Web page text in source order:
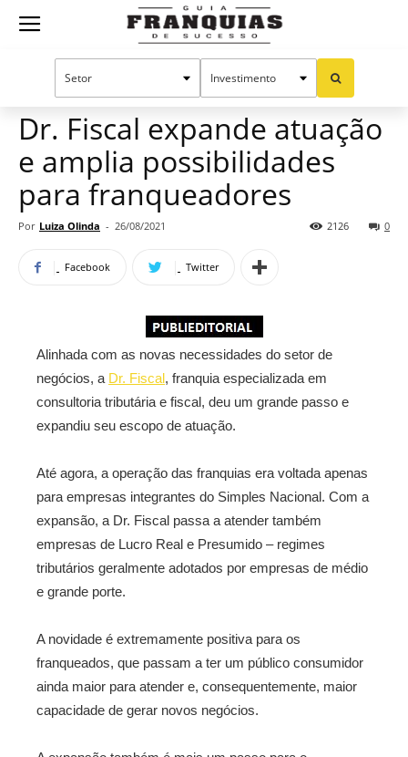
Guia
Mercado de franquias Publieditorial
Dr. Fiscal expande atuação
e amplia possibilidades
para franqueadores
Por Luiza Olinda - 26/08/2021 0
2126
Facebook Twitter
Alinhada com as novas necessidades do setor de
negócios, a Dr. Fiscal, franquia especializada em
consultoria tributária e fiscal, deu um grande passo e
expandiu seu escopo de atuação.
Até agora, a operação das franquias era voltada apenas
para empresas integrantes do Simples Nacional. Com a
expansão, a Dr. Fiscal passa a atender também
empresas de Lucro Real e Presumido – regimes
tributários geralmente adotados por empresas de médio
e grande porte.
A novidade é extremamente positiva para os
franqueados, que passam a ter um público consumidor
ainda maior para atender e, consequentemente, maior
capacidade de gerar novos negócios.